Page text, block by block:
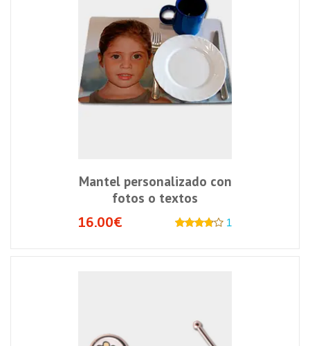
Mantel personalizado con
fotos o textos
16.00€
1